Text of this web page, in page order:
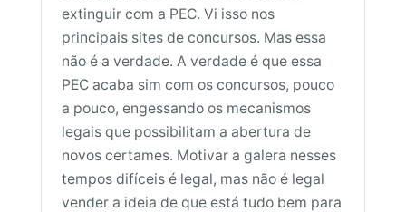
extinguir com a PEC. Vi isso nos
principais sites de concursos. Mas essa
não é a verdade. A verdade é que essa
PEC acaba sim com os concursos, pouco
a pouco, engessando os mecanismos
legais que possibilitam a abertura de
novos certames. Motivar a galera nesses
tempos difíceis é legal, mas não é legal
vender a ideia de que está tudo bem para